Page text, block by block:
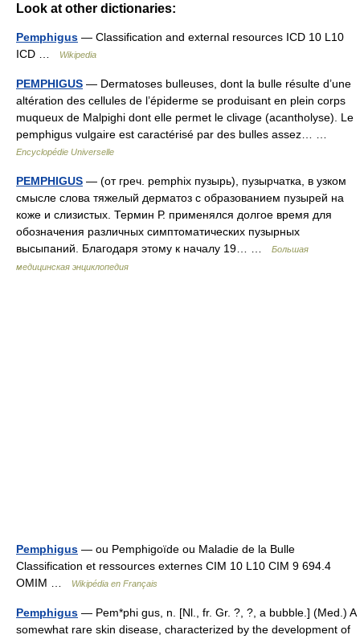
Look at other dictionaries:
Pemphigus — Classification and external resources ICD 10 L10
ICD …
Wikipedia
PEMPHIGUS — Dermatoses bulleuses, dont la bulle résulte d’une
altération des cellules de l’épiderme se produisant en plein corps
muqueux de Malpighi dont elle permet le clivage (acantholyse). Le
pemphigus vulgaire est caractérisé par des bulles assez… …
Encyclopédie Universelle
PEMPHIGUS — (от греч. pemphix пузырь), пузырчатка, в узком
смысле слова тяжелый дерматоз с образованием пузырей на
коже и слизистых. Термин Р. применялся долгое время для
обозначения различных симптоматических пузырных
высыпаний. Благодаря этому к началу 19… …
Большая
медицинская энциклопедия
Pemphigus — ou Pemphigoïde ou Maladie de la Bulle
Classification et ressources externes CIM 10 L10 CIM 9 694.4
OMIM …
Wikipédia en Français
Pemphigus — Pem*phi gus, n. [Nl., fr. Gr. ?, ?, a bubble.] (Med.) A
somewhat rare skin disease, characterized by the development of